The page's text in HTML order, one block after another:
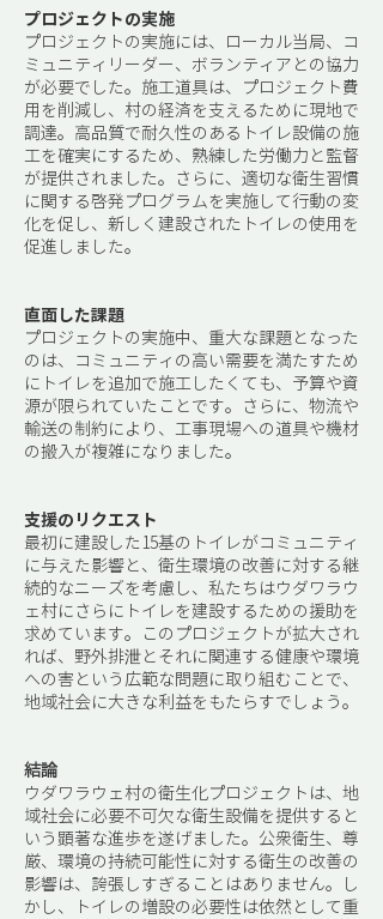
プロジェクトの実施
プロジェクトの実施には、ローカル当局、コ
ミュニティリーダー、ボランティアとの協力
が必要でした。施工道具は、プロジェクト費
用を削減し、村の経済を支えるために現地で
調達。高品質で耐久性のあるトイレ設備の施
工を確実にするため、熟練した労働力と監督
が提供されました。さらに、適切な衛生習慣
に関する啓発プログラムを実施して行動の変
化を促し、新しく建設されたトイレの使用を
促進しました。
直面した課題
プロジェクトの実施中、重大な課題となった
のは、コミュニティの高い需要を満たすため
にトイレを追加で施工したくても、予算や資
源が限られていたことです。さらに、物流や
輸送の制約により、工事現場への道具や機材
の搬入が複雑になりました。
支援のリクエスト
最初に建設した15基のトイレがコミュニティ
に与えた影響と、衛生環境の改善に対する継
続的なニーズを考慮し、私たちはウダワラウ
ェ村にさらにトイレを建設するための援助を
求めています。このプロジェクトが拡大され
れば、野外排泄とそれに関連する健康や環境
への害という広範な問題に取り組むことで、
地域社会に大きな利益をもたらすでしょう。
結論
ウダワラウェ村の衛生化プロジェクトは、地
域社会に必要不可欠な衛生設備を提供すると
いう顕著な進歩を遂げました。公衆衛生、尊
厳、環境の持続可能性に対する衛生の改善の
影響は、誇張しすぎることはありません。し
かし、トイレの増設の必要性は依然として重